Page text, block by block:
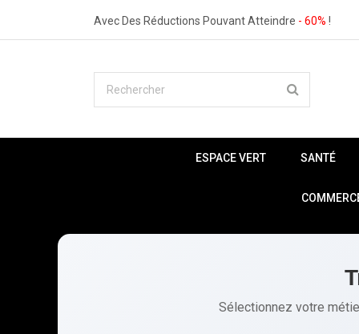
Avec Des Réductions Pouvant Atteindre - 60% !
ESPACE VERT SANTÉ
Sélectionnez votre